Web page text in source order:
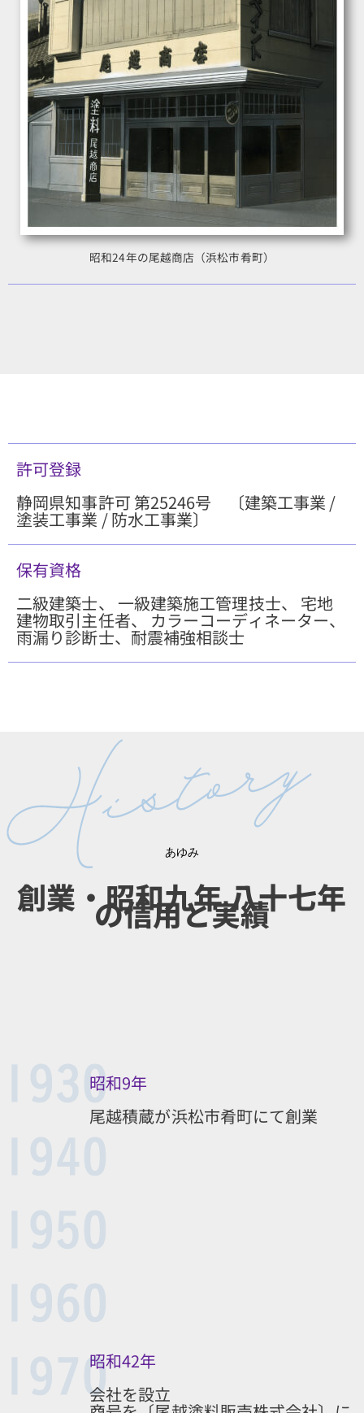
昭和24年の尾越商店（浜松市肴町）
許可登録
静岡県知事許可 第25246号 〔建築工事業 /
塗装工事業 / 防水工事業〕
保有資格
二級建築士、 一級建築施工管理技士、 宅地
建物取引主任者、 カラーコーディネーター、
雨漏り診断士、耐震補強相談士
あゆみ
創業・昭和九年 八十七年
の信用と実績
昭和9年
尾越積蔵が浜松市肴町にて創業
昭和42年
会社を設立